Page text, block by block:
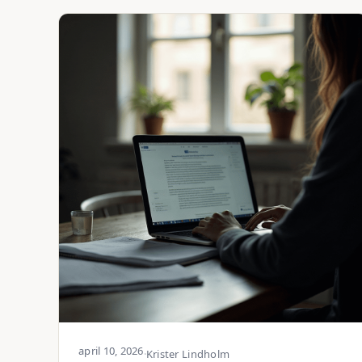
april 10, 2026·Krister Lindholm